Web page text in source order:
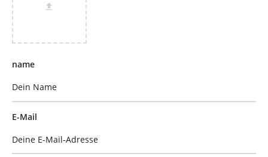
file_upload
name
E-Mail